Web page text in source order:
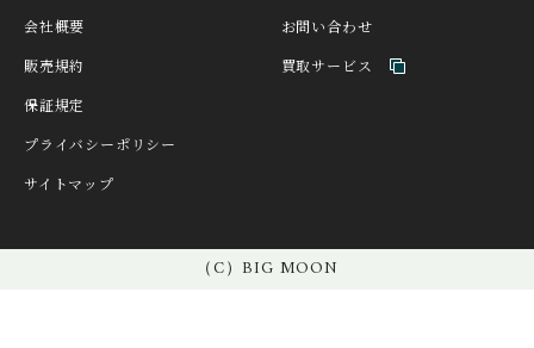
DUBEY&SCHALDENBR
AND E.C.W
ー・ウォッチ
エベラール
ETERNA
ファーブル・ルーバ
FORTIS
会社概要
販売規約
保証規定
プライバシーポリシー
サイトマップ
お問い合わせ
買取サービス
（C）BIG MOON